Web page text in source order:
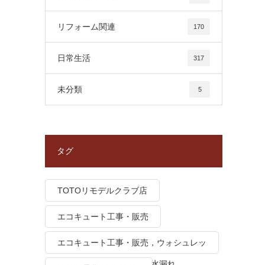
リフォーム関連 170
日常生活 317
未分類 5
タグ
TOTOリモデルクラブ店
エコキュート工事・販売
エコキュート工事・販売，ウォシュレッ